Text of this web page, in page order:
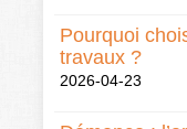
Pourquoi
travaux ?
2026-04-23